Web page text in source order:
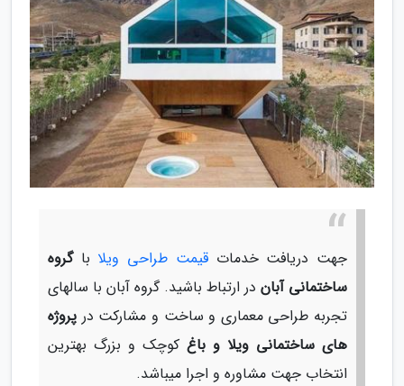
جهت دریافت خدماتقیمت طراحی ویلا باگروه
ساختمانی آبان در ارتباط باشید. گروه آبان با سالهای
تجربه طراحی معماری و ساخت و مشارکت در پروژه
های ساختمانی ویلا و باغ کوچک و بزرگ بهترین
انتخاب جهت مشاوره و اجرا میباشد.